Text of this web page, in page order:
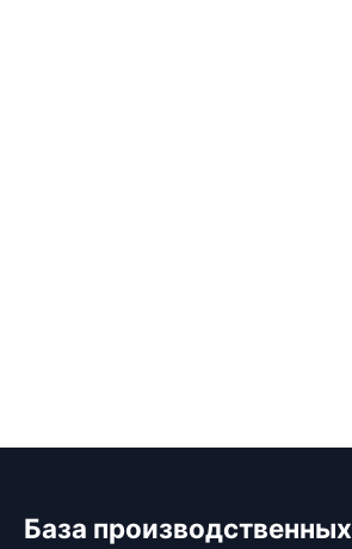
База производственных